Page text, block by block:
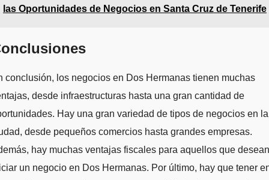
las Oportunidades de Negocios en Santa Cruz de Tenerife
conclusión, los negocios en Dos Hermanas tienen muchas
desde infraestructuras hasta una gran cantidad de
Hay una gran variedad de tipos de negocios en la
desde pequeños comercios hasta grandes empresas.
hay muchas ventajas fiscales para aquellos que desean
un negocio en Dos Hermanas. Por último, hay que tener